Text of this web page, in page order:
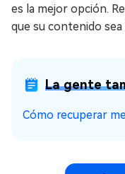
es la mejor opción.
que su contenido
La gente
Cómo recuperar